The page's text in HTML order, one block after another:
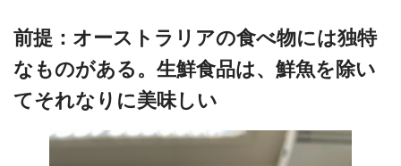
前提：オーストラリアの食べ物には独特
なものがある。生鮮食品は、鮮魚を除い
てそれなりに美味しい